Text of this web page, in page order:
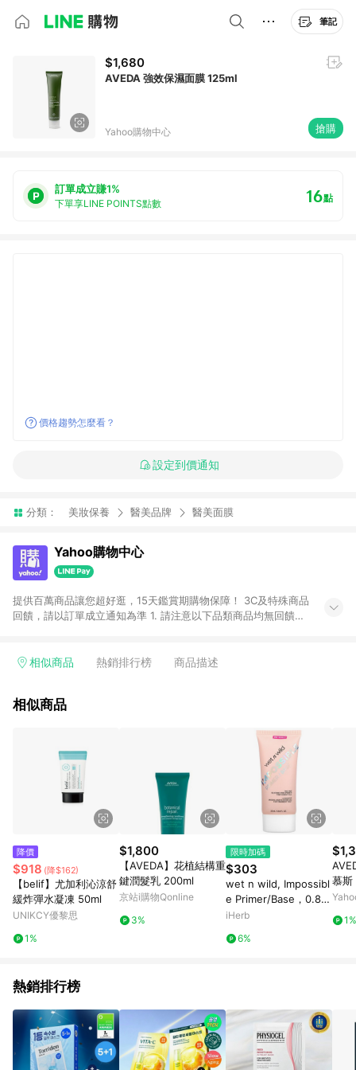
筆記
$1,680
AVEDA 強效保濕面膜 125ml
Yahoo購物中心 搶購
訂單成立賺1%
下單享LINE POINTS點數 16點
價格趨勢怎麼看？
設定到價通知
分類： 美妝保養 醫美品牌 醫美面膜
Yahoo購物中心
提供百萬商品讓您超好逛，15天鑑賞期購物保障！ 3C及特殊商品
回饋，請以訂單成立通知為準 1. 請注意以下品類商品均無回饋：
電玩/遊戲/相機/單眼/鏡頭/拍立得 [2024/6/1起適用] -內接硬
的購回饋活動享Yahoo超贈點回饋者 - 購物中心商店之商品：商
3. 訂單回饋金額將扣除運費/購物金/超贈點/福利金/紅利折抵/折
價券等虛擬貨幣折抵 4. 大宗採購或批發轉賣不具回饋資格： 如
有相關事證認定您為大宗採購、批發轉賣而非最終消費使用者，
相關認定以Yahoo購物中心之認定為準
相似商品 熱銷排行榜 商品描述
相似商品
降價
$918 (降$162)
【belif】尤加利沁涼舒
緩炸彈水凝凍 50ml
UNIKCY優黎思
1%
$1,800
【AVEDA】花植結構重
鍵潤髮乳 200ml
京站i購物Qonline
3%
限時加碼
$303
wet n wild, Impossibl
e Primer/Base，0.84
液量盎司（25 毫升）
iHerb
6%
慕斯
1%
熱銷排行榜